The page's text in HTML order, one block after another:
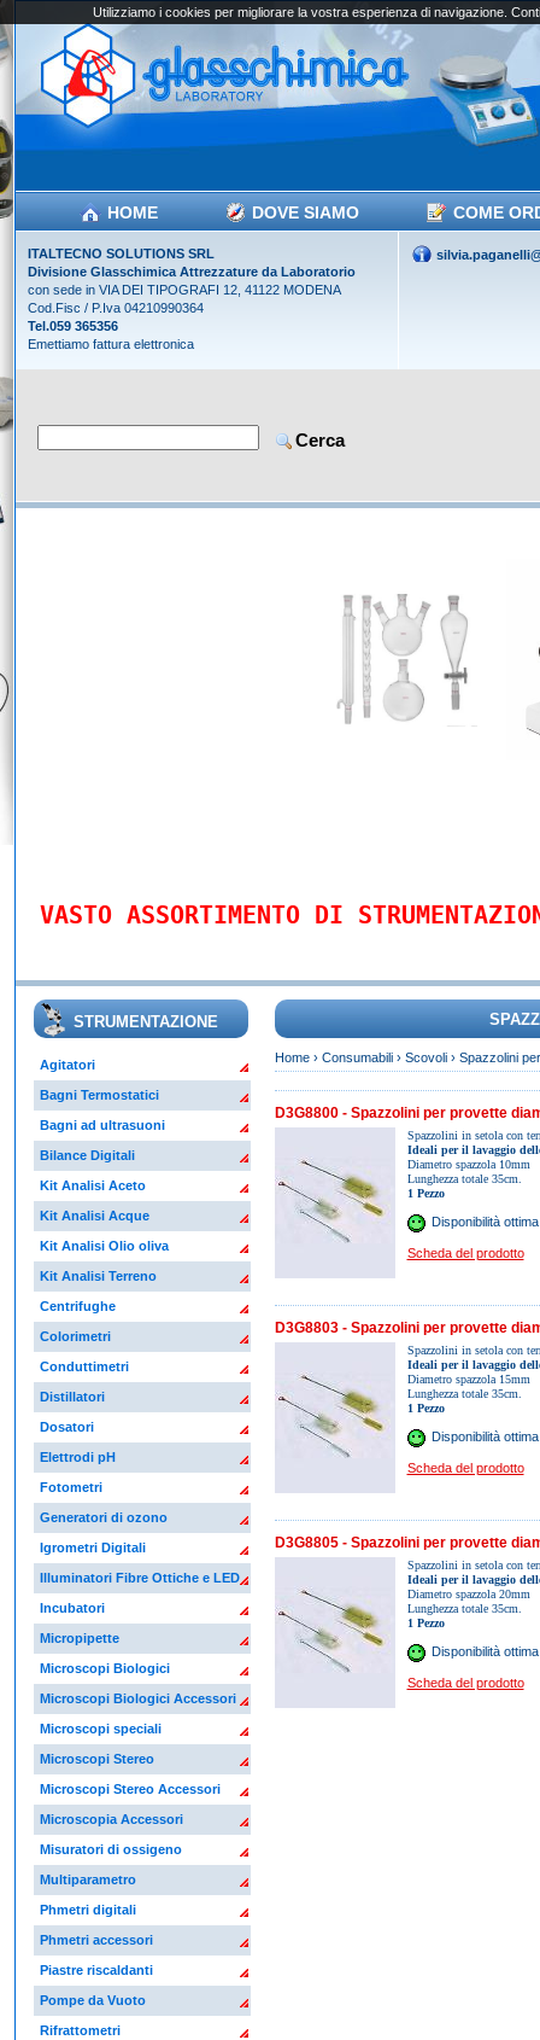
HOME DOVE SIAMO COME
ITALTECNO SOLUTIONS SRL
Divisione Glasschimica Attrezzature da Laboratorio
con sede in VIA DEI TIPOGRAFI 12, 41122 MODENA
Cod.Fisc / P.Iva 04210990364
Tel.059 365356
Emettiamo fattura elettronica
VASTO ASSORTIMENTO DI
STRUMENTAZIONE
Agitatori
Bagni Termostatici
Bagni ad ultrasuoni
Bilance Digitali
Kit Analisi Aceto
Kit Analisi Acque
Kit Analisi Olio oliva
Kit Analisi Terreno
Centrifughe
Colorimetri
Conduttimetri
Distillatori
Dosatori
Elettrodi pH
Fotometri
Generatori di ozono
Igrometri Digitali
Illuminatori Fibre Ottiche e LED
Incubatori
Micropipette
Microscopi Biologici
Microscopi Biologici Accessori
Microscopi speciali
Microscopi Stereo
Microscopi Stereo Accessori
Microscopia Accessori
Misuratori di ossigeno
Multiparametro
Phmetri digitali
Phmetri accessori
Piastre riscaldanti
Pompe da Vuoto
Rifrattometri
Home› Consumabili› Scovoli› Spazzolini
D3G8800 - Spazzolini per provette
Spazzolini in setola con
Ideali per il lavaggio
Diametro spazzola 10mm
Lunghezza totale 35cm.
1 Pezzo
Disponibilità ottima
Scheda del prodotto
D3G8803 - Spazzolini per provette
Spazzolini in setola con
Ideali per il lavaggio
Diametro spazzola 15mm
Lunghezza totale 35cm.
1 Pezzo
Disponibilità ottima
Scheda del prodotto
D3G8805 - Spazzolini per provette
Spazzolini in setola con
Ideali per il lavaggio
Diametro spazzola 20mm
Lunghezza totale 35cm.
1 Pezzo
Disponibilità ottima
Scheda del prodotto
Utilizziamo i cookies per migliorare la vostra esperienza di navigazione.